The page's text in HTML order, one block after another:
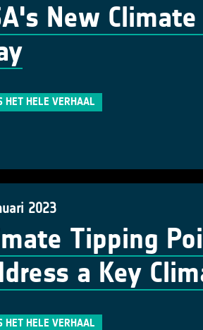
New
HET HELE VERHAAL
2023
Tipping
a Key
HET HELE VERHAAL